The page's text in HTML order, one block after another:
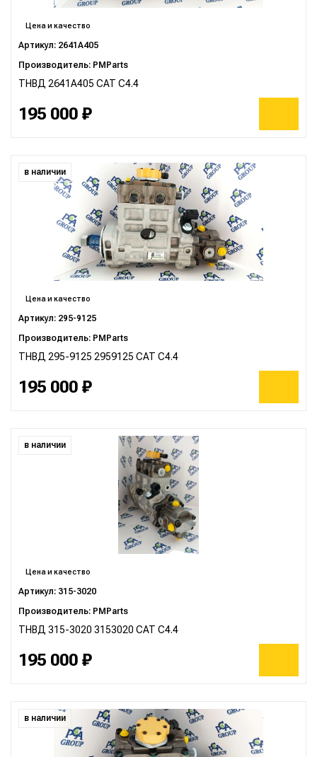
Цена и качество
Артикул: 2641A405
Производитель: PMParts
ТНВД 2641A405 CAT C4.4
195 000 ₽
в наличии
Цена и качество
Артикул: 295-9125
Производитель: PMParts
ТНВД 295-9125 2959125 CAT C4.4
195 000 ₽
в наличии
Цена и качество
Артикул: 315-3020
Производитель: PMParts
ТНВД 315-3020 3153020 CAT C4.4
195 000 ₽
в наличии